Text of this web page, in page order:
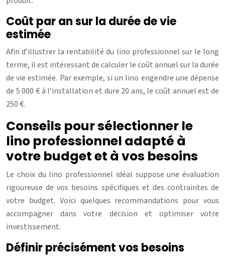
Coût par an sur la durée de vie
estimée
Afin d’illustrer la rentabilité du lino professionnel sur le long
terme, il est intéressant de calculer le coût annuel sur la durée
de vie estimée. Par exemple, si un lino engendre une dépense
de 5 000 € à l’installation et dure 20 ans, le coût annuel est de
250 €.
Conseils pour sélectionner le
lino professionnel adapté à
votre budget et à vos besoins
Le choix du lino professionnel idéal suppose une évaluation
rigoureuse de vos besoins spécifiques et des contraintes de
votre budget. Voici quelques recommandations pour vous
accompagner dans votre décision et optimiser votre
investissement.
Définir précisément vos besoins